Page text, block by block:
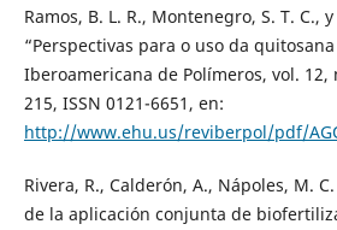
Ramos, B. L. R., Montenegro, S. T. C.,
“Perspectivas para o uso da
Iberoamericana de Polímeros, vol. 12,
215, ISSN 0121-6651, en:
http://www.ehu.us/reviberpol/pdf/
Rivera, R., Calderón, A., Nápoles, M.
de la aplicación conjunta de